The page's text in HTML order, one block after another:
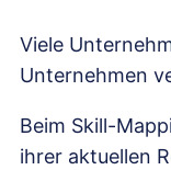
Viele
Unternehmen
Beim Skill-
ihrer aktuellen